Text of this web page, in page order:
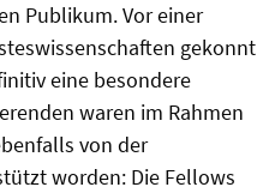
Publikum. Vor einer
gekonnt
eine besondere
waren im Rahmen
von der
worden: Die Fellows